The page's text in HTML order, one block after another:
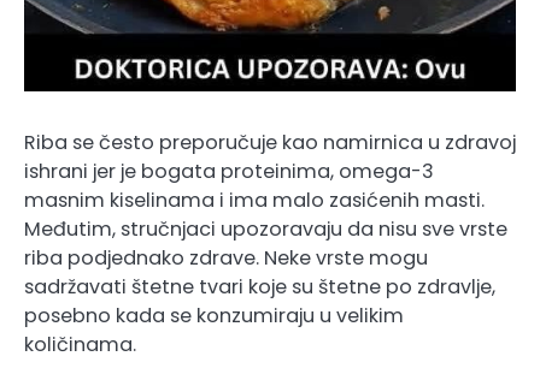
Riba se često preporučuje kao namirnica u zdravoj
ishrani jer je bogata proteinima, omega-3
masnim kiselinama i ima malo zasićenih masti.
Međutim, stručnjaci upozoravaju da nisu sve vrste
riba podjednako zdrave. Neke vrste mogu
sadržavati štetne tvari koje su štetne po zdravlje,
posebno kada se konzumiraju u velikim
količinama.